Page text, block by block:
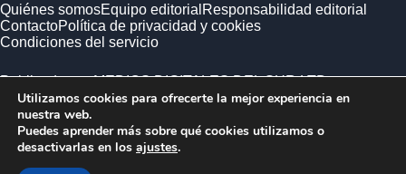
Quiénes somosEquipo editorial Responsabilidad editorial
ContactoPolítica de privacidad y cookies
Condiciones del servicio
Publicado por MEDIOS DIGITALES DEL SUR LTD ·
Empresa registrada en Inglaterra y Gales.
Utilizamos cookies para ofrecerte la mejor experiencia en
nuestra web.
Puedes aprender más sobre qué cookies utilizamos o
desactivarlas en los ajustes.